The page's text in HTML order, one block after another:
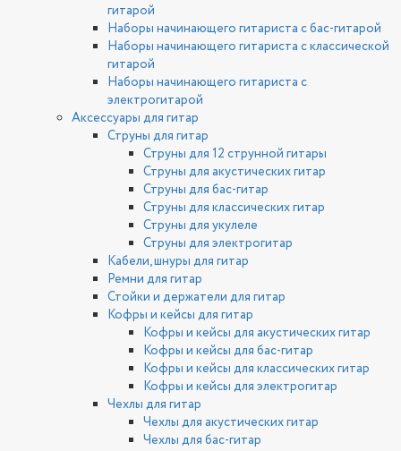
гитарой
Наборы начинающего гитариста с бас-гитарой
Наборы начинающего гитариста с классической
гитарой
Наборы начинающего гитариста с
электрогитарой
Аксессуары для гитар
Струны для гитар
Струны для 12 струнной гитары
Струны для акустических гитар
Струны для бас-гитар
Струны для классических гитар
Струны для укулеле
Струны для электрогитар
Кабели, шнуры для гитар
Ремни для гитар
Стойки и держатели для гитар
Кофры и кейсы для гитар
Кофры и кейсы для акустических гитар
Кофры и кейсы для бас-гитар
Кофры и кейсы для классических гитар
Кофры и кейсы для электрогитар
Чехлы для гитар
Чехлы для акустических гитар
Чехлы для бас-гитар